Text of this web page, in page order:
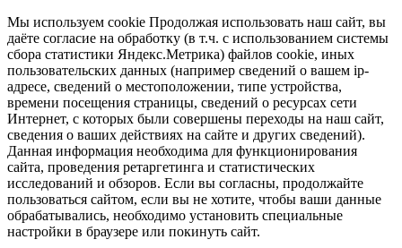
Мы используем cookie Продолжая использовать наш cайт, вы
даёте согласие на обработку (в т.ч. с использованием системы
сбора статистики Яндекс.Метрика) файлов cookie, иных
пользовательских данных (например сведений о вашем ip-
адресе, сведений о местоположении, типе устройства,
времени посещения страницы, сведений о ресурсах сети
Интернет, с которых были совершены переходы на наш сайт,
сведения о ваших действиях на сайте и других сведений).
Данная информация необходима для функционирования
сайта, проведения ретаргетинга и статистических
исследований и обзоров. Если вы согласны, продолжайте
пользоваться сайтом, если вы не хотите, чтобы ваши данные
обрабатывались, необходимо установить специальные
настройки в браузере или покинуть сайт.